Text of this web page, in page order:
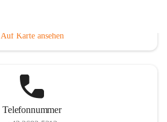
Auf Karte ansehen
Telefonnummer